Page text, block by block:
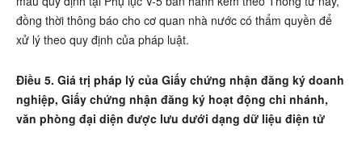
đồng thời thông báo cho cơ quan nhà nước có thẩm quyền để
xử lý theo quy định của pháp luật.
Điều 5. Giá trị pháp lý của Giấy chứng nhận đăng ký doanh
nghiệp, Giấy chứng nhận đăng ký hoạt động chi nhánh,
văn phòng đại diện được lưu dưới dạng dữ liệu điện tử